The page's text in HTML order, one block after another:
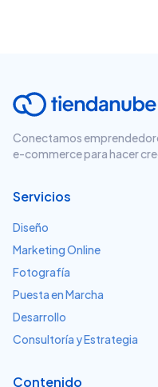
Conectamos
e-commerce para hacer
Servicios
Diseño
Marketing Online
Fotografía
Puesta en Marcha
Desarrollo
Consultoría y Estrategia
Contenido